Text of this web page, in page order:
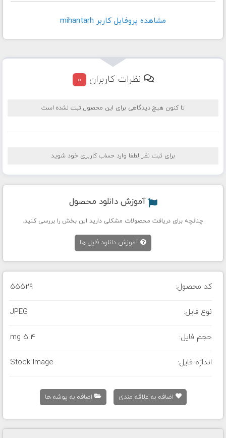
مشاهده پروفايل کاربر mihantarh
نظرات کاربران 0
تا کنون هیچ دیدگاهی برای این محصول ثبت نشده است
برای ثبت نظر لطفا وارد حساب کاربری خود شوید
آموزش دانلود محصول
چنانچه برای دریافت محصولات مشکلی دارید این بخش را بررسی کنید.
آموزش دانلود فایل ها
کد محصول: 55529
نوع فایل: JPEG
حجم فایل: 5.4 mg
اندازه فایل: Stock Image
اضافه به علاقه مندی اضافه به پوشه ها